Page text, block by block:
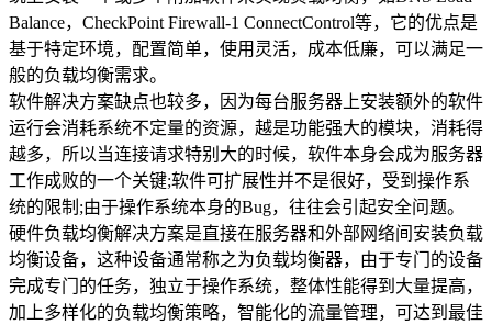
美国数据中心机房
全美硬防最高的机房
解决方案
电子商务类解决方案
综合门户类解决方案
政府媒体类解决方案
游戏解决方案
Balance，CheckPoint Firewall-1 ConnectControl等，它的优点是
基于特定环境，配置简单，使用灵活，成本低廉，可以满足一
般的负载均衡需求。
软件解决方案缺点也较多，因为每台服务器上安装额外的软件
运行会消耗系统不定量的资源，越是功能强大的模块，消耗得
越多，所以当连接请求特别大的时候，软件本身会成为服务器
工作成败的一个关键;软件可扩展性并不是很好，受到操作系
统的限制;由于操作系统本身的Bug，往往会引起安全问题。
硬件负载均衡解决方案是直接在服务器和外部网络间安装负载
均衡设备，这种设备通常称之为负载均衡器，由于专门的设备
完成专门的任务，独立于操作系统，整体性能得到大量提高，
加上多样化的负载均衡策略，智能化的流量管理，可达到最佳